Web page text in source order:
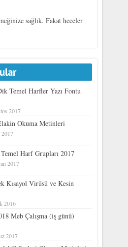
sağlık. Fakat heceler
Temel Harfler Yazı Fontu
2017
Okuma Metinleri
Harf Grupları 2017
2017
Kısayol Virüsü ve Kesin
2016
Meb Çalışma (iş günü)
2017